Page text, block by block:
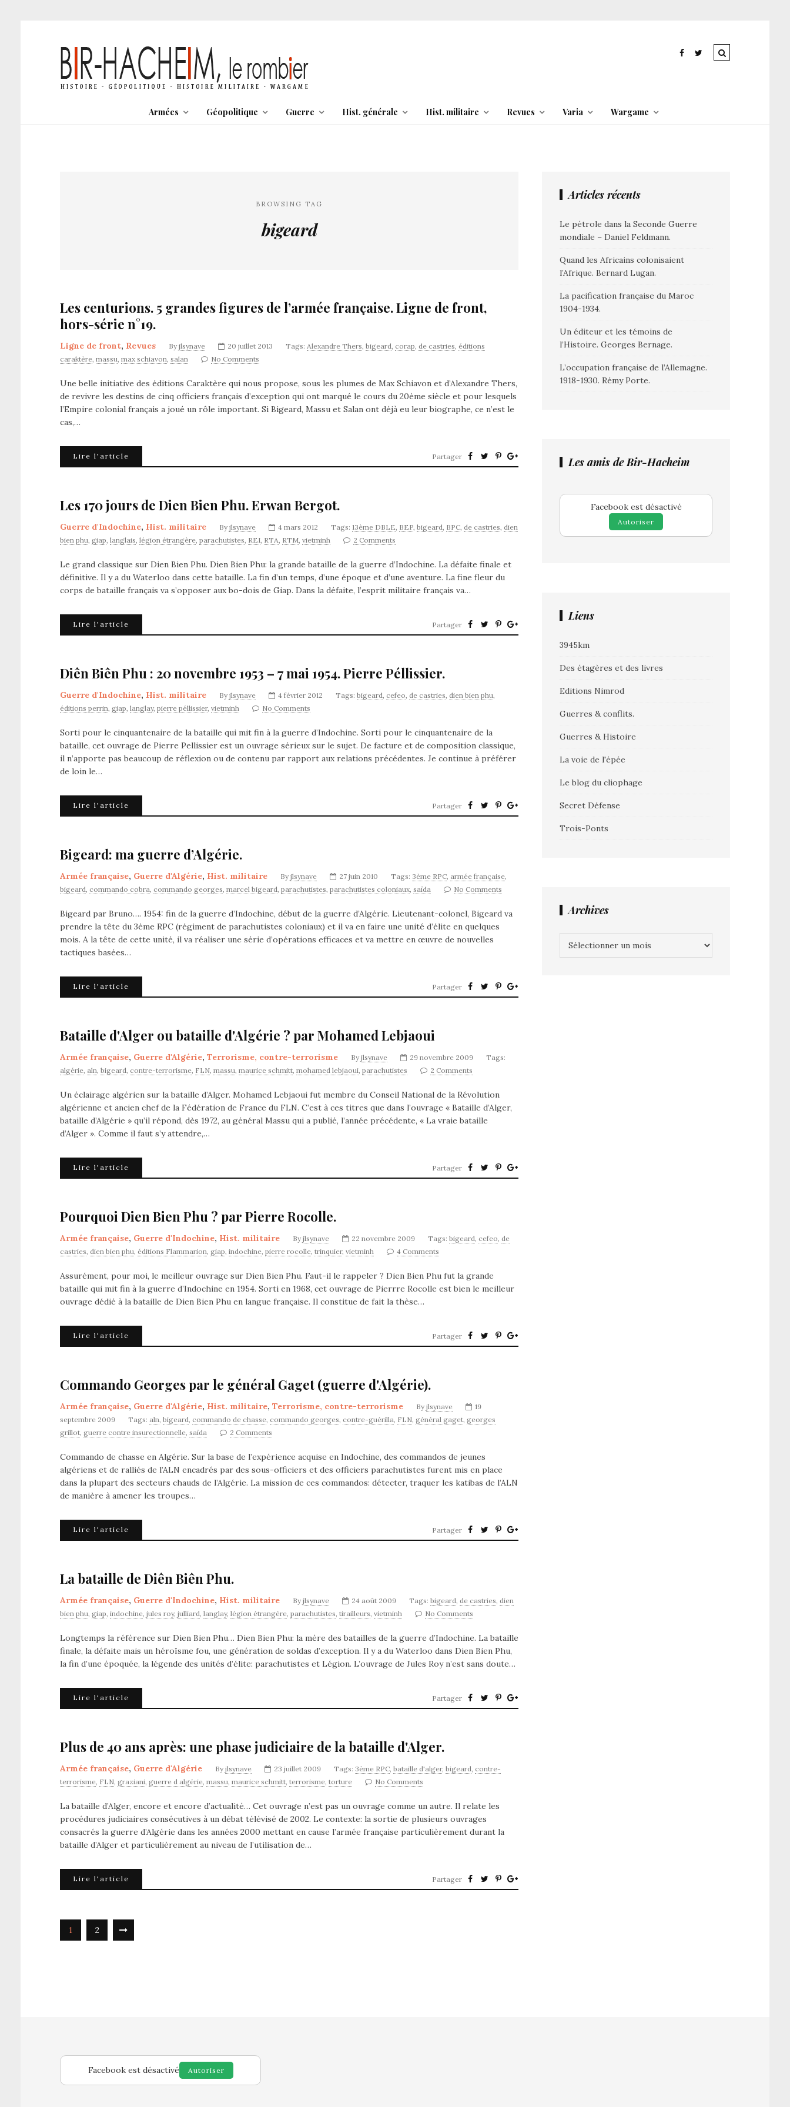
Armées Géopolitique Guerre Hist. générale Hist. militaire Revues Varia Wargame
BROWSING TAG
bigeard
Les centurions. 5 grandes figures de l’armée française. Ligne de front,
hors-série n°19.
Ligne de front, Revues By jlsynave 20 juillet 2013 Tags: Alexandre Thers, bigeard, corap, de castries, éditions
caraktère, massu, max schiavon, salan No Comments
Une belle initiative des éditions Caraktère qui nous propose, sous les plumes de Max Schiavon et d’Alexandre Thers,
de revivre les destins de cinq officiers français d’exception qui ont marqué le cours du 20ème siècle et pour lesquels
l’Empire colonial français a joué un rôle important. Si Bigeard, Massu et Salan ont déjà eu leur biographe, ce n’est le
cas,…
Lire l'article Partager
Les 170 jours de Dien Bien Phu. Erwan Bergot.
Guerre d'Indochine, Hist. militaire By jlsynave 4 mars 2012 Tags: 13ème DBLE, BEP, bigeard, BPC, de castries, dien
bien phu, giap, langlais, légion étrangère, parachutistes, REI, RTA, RTM, vietminh 2 Comments
Le grand classique sur Dien Bien Phu. Dien Bien Phu: la grande bataille de la guerre d’Indochine. La défaite finale et
définitive. Il y a du Waterloo dans cette bataille. La fin d’un temps, d’une époque et d’une aventure. La fine fleur du
corps de bataille français va s’opposer aux bo-dois de Giap. Dans la défaite, l’esprit militaire français va…
Lire l'article Partager
Diên Biên Phu : 20 novembre 1953 – 7 mai 1954. Pierre Péllissier.
Guerre d'Indochine, Hist. militaire By jlsynave 4 février 2012 Tags: bigeard, cefeo, de castries, dien bien phu,
éditions perrin, giap, langlay, pierre péllissier, vietminh No Comments
Sorti pour le cinquantenaire de la bataille qui mit fin à la guerre d’Indochine. Sorti pour le cinquantenaire de la
bataille, cet ouvrage de Pierre Pellissier est un ouvrage sérieux sur le sujet. De facture et de composition classique,
il n’apporte pas beaucoup de réflexion ou de contenu par rapport aux relations précédentes. Je continue à préférer
de loin le…
Lire l'article Partager
Bigeard: ma guerre d’Algérie.
Armée française, Guerre d'Algérie, Hist. militaire By jlsynave 27 juin 2010 Tags: 3ème RPC, armée française,
bigeard, commando cobra, commando georges, marcel bigeard, parachutistes, parachutistes coloniaux, saïda No Comments
Bigeard par Bruno…. 1954: fin de la guerre d’Indochine, début de la guerre d’Algérie. Lieutenant-colonel, Bigeard va
prendre la tête du 3ème RPC (régiment de parachutistes coloniaux) et il va en faire une unité d’élite en quelques
mois. A la tête de cette unité, il va réaliser une série d’opérations efficaces et va mettre en œuvre de nouvelles
tactiques basées…
Lire l'article Partager
Bataille d'Alger ou bataille d'Algérie ? par Mohamed Lebjaoui
Armée française, Guerre d'Algérie, Terrorisme, contre-terrorisme By jlsynave 29 novembre 2009
Tags:
algérie, aln, bigeard, contre-terrorisme, FLN, massu, maurice schmitt, mohamed lebjaoui, parachutistes 2 Comments
Un éclairage algérien sur la bataille d’Alger. Mohamed Lebjaoui fut membre du Conseil National de la Révolution
algérienne et ancien chef de la Fédération de France du FLN. C’est à ces titres que dans l’ouvrage « Bataille d’Alger,
bataille d’Algérie » qu’il répond, dès 1972, au général Massu qui a publié, l’année précédente, « La vraie bataille
d’Alger ». Comme il faut s’y attendre,…
Lire l'article Partager
Pourquoi Dien Bien Phu ? par Pierre Rocolle.
Armée française, Guerre d'Indochine, Hist. militaire By jlsynave 22 novembre 2009 Tags: bigeard, cefeo, de
castries, dien bien phu, éditions Flammarion, giap, indochine, pierre rocolle, trinquier, vietminh 4 Comments
Assurément, pour moi, le meilleur ouvrage sur Dien Bien Phu. Faut-il le rappeler ? Dien Bien Phu fut la grande
bataille qui mit fin à la guerre d’Indochine en 1954. Sorti en 1968, cet ouvrage de Pierrre Rocolle est bien le meilleur
ouvrage dédié à la bataille de Dien Bien Phu en langue française. Il constitue de fait la thèse…
Lire l'article Partager
Commando Georges par le général Gaget (guerre d'Algérie).
Armée française, Guerre d'Algérie, Hist. militaire, Terrorisme, contre-terrorisme By jlsynave
19
septembre 2009
Tags: aln, bigeard, commando de chasse, commando georges, contre-guérilla, FLN, général gaget, georges
grillot, guerre contre insurectionnelle, saïda 2 Comments
Commando de chasse en Algérie. Sur la base de l’expérience acquise en Indochine, des commandos de jeunes
algériens et de ralliés de l’ALN encadrés par des sous-officiers et des officiers parachutistes furent mis en place
dans la plupart des secteurs chauds de l’Algérie. La mission de ces commandos: détecter, traquer les katibas de l’ALN
de manière à amener les troupes…
Lire l'article Partager
La bataille de Diên Biên Phu.
Armée française, Guerre d'Indochine, Hist. militaire By jlsynave 24 août 2009 Tags: bigeard, de castries, dien
bien phu, giap, indochine, jules roy, julliard, langlay, légion étrangère, parachutistes, tirailleurs, vietminh No Comments
Longtemps la référence sur Dien Bien Phu… Dien Bien Phu: la mère des batailles de la guerre d’Indochine. La bataille
finale, la défaite mais un héroïsme fou, une génération de soldas d’exception. Il y a du Waterloo dans Dien Bien Phu,
la fin d’une époquée, la légende des unités d’élite: parachutistes et Légion. L’ouvrage de Jules Roy n’est sans doute…
Lire l'article Partager
Plus de 40 ans après: une phase judiciaire de la bataille d'Alger.
Armée française, Guerre d'Algérie By jlsynave 23 juillet 2009 Tags: 3ème RPC, bataille d'alger, bigeard, contre-
terrorisme, FLN, graziani, guerre d algérie, massu, maurice schmitt, terrorisme, torture No Comments
La bataille d’Alger, encore et encore d’actualité… Cet ouvrage n’est pas un ouvrage comme un autre. Il relate les
procédures judiciaires consécutives à un débat télévisé de 2002. Le contexte: la sortie de plusieurs ouvrages
consacrés la guerre d’Algérie dans les années 2000 mettant en cause l’armée française particulièrement durant la
bataille d’Alger et particulièrement au niveau de l’utilisation de…
Lire l'article Partager
1 2
Articles récents
Le pétrole dans la Seconde Guerre
mondiale – Daniel Feldmann.
Quand les Africains colonisaient
l’Afrique. Bernard Lugan.
La pacification française du Maroc
1904-1934.
Un éditeur et les témoins de
l’Histoire. Georges Bernage.
L’occupation française de l’Allemagne.
1918-1930. Rémy Porte.
Les amis de Bir-Hacheim
Facebook est désactivé
Autoriser
Liens
3945km
Des étagères et des livres
Editions Nimrod
Guerres & conflits.
Guerres & Histoire
La voie de l'épée
Le blog du cliophage
Secret Défense
Trois-Ponts
Archives
Facebook est désactivé Autoriser